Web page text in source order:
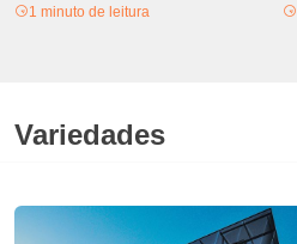
1 minuto de leitura
Variedades